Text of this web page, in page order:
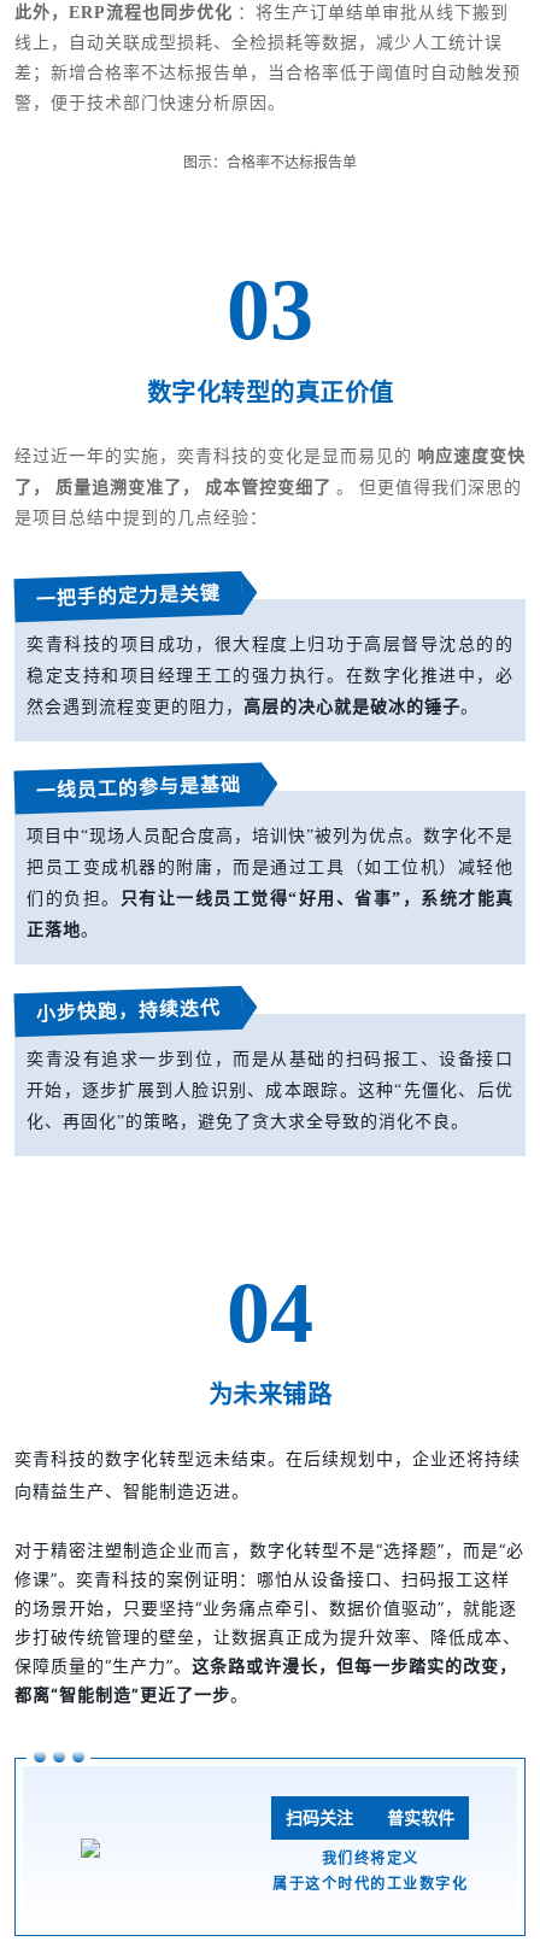
此外，ERP流程也同步优化 ：将生产订单结单审批从线下搬到
线上，自动关联成型损耗、全检损耗等数据，减少人工统计误
差；新增合格率不达标报告单，当合格率低于阈值时自动触发预
警，便于技术部门快速分析原因。
图示：合格率不达标报告单
03
数字化转型的真正价值
经过近一年的实施，奕青科技的变化是显而易见的 响应速度变快
了，
质量追溯变准了， 成本管控变细了 。
但更值得我们深思的
是项目总结中提到的几点经验：
一把手的定力是关键
奕青科技的项目成功，很大程度上归功于高层督导沈总的的
稳定支持和项目经理王工的强力执行。在数字化推进中，必
然会遇到流程变更的阻力， 高层的决心就是破冰的锤子。
一线员工的参与是基础
项目中“现场人员配合度高，培训快”被列为优点。数字化不是
把员工变成机器的附庸，而是通过工具（如工位机）减轻他
们的负担。
只有让一线员工觉得“好用、省事”，系统才能真
正落地。
小步快跑，持续迭代
奕青没有追求一步到位，而是从基础的扫码报工、设备接口
开始，逐步扩展到人脸识别、成本跟踪。这种“先僵化、后优
化、再固化”的策略，避免了贪大求全导致的消化不良。
04
为未来铺路
奕青科技的数字化转型远未结束。在后续规划中，企业还将持续
向精益生产、智能制造迈进。
对于精密注塑制造企业而言，数字化转型不是“选择题”，而是“必
修课”。奕青科技的案例证明：哪怕从设备接口、扫码报工这样
的场景开始，只要坚持“业务痛点牵引、数据价值驱动”，就能逐
步打破传统管理的壁垒，让数据真正成为提升效率、降低成本、
保障质量的“生产力”。 这条路或许漫长，但每一步踏实的改变，
都离“智能制造”更近了一步。
扫码关注 普实软件
我们终将定义
属于这个时代的工业数字化